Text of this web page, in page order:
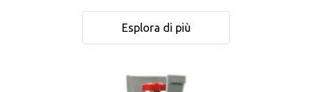
Esplora di più